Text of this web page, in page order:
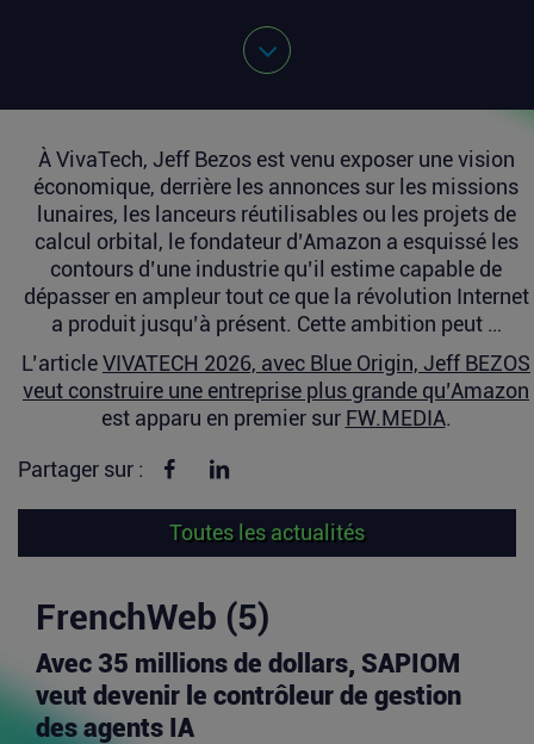
À VivaTech, Jeff Bezos est venu exposer une vision
économique, derrière les annonces sur les missions
lunaires, les lanceurs réutilisables ou les projets de
calcul orbital, le fondateur d’Amazon a esquissé les
contours d’une industrie qu’il estime capable de
dépasser en ampleur tout ce que la révolution Internet
a produit jusqu’à présent. Cette ambition peut …
L’articleVIVATECH 2026, avec Blue Origin, Jeff BEZOS
veut construire une entreprise plus grande qu’Amazon
est apparu en premier sur FW.MEDIA.
Partager sur : Partager sur Facebook
Toutes les actualités
FrenchWeb (5)
Avec 35 millions de dollars, SAPIOM
veut devenir le contrôleur de gestion
des agents IA